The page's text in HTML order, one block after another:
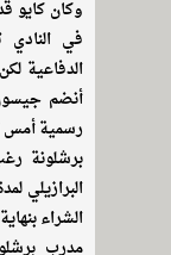
وكان كايو
في النادي
الدفاعية
أنضم
رسمية
برشلونة
الشراء
مدرب